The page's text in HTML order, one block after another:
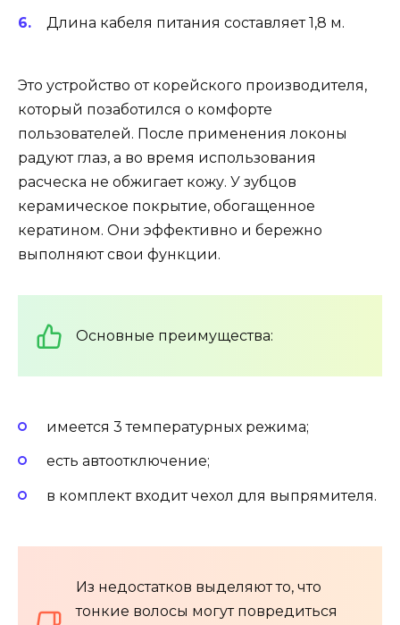
Длина кабеля питания составляет 1,8 м.
Это устройство от корейского производителя,
который позаботился о комфорте
пользователей. После применения локоны
радуют глаз, а во время использования
расческа не обжигает кожу. У зубцов
керамическое покрытие, обогащенное
кератином. Они эффективно и бережно
выполняют свои функции.
Основные преимущества:
имеется 3 температурных режима;
есть автоотключение;
в комплект входит чехол для выпрямителя.
Из недостатков выделяют то, что
тонкие волосы могут повредиться